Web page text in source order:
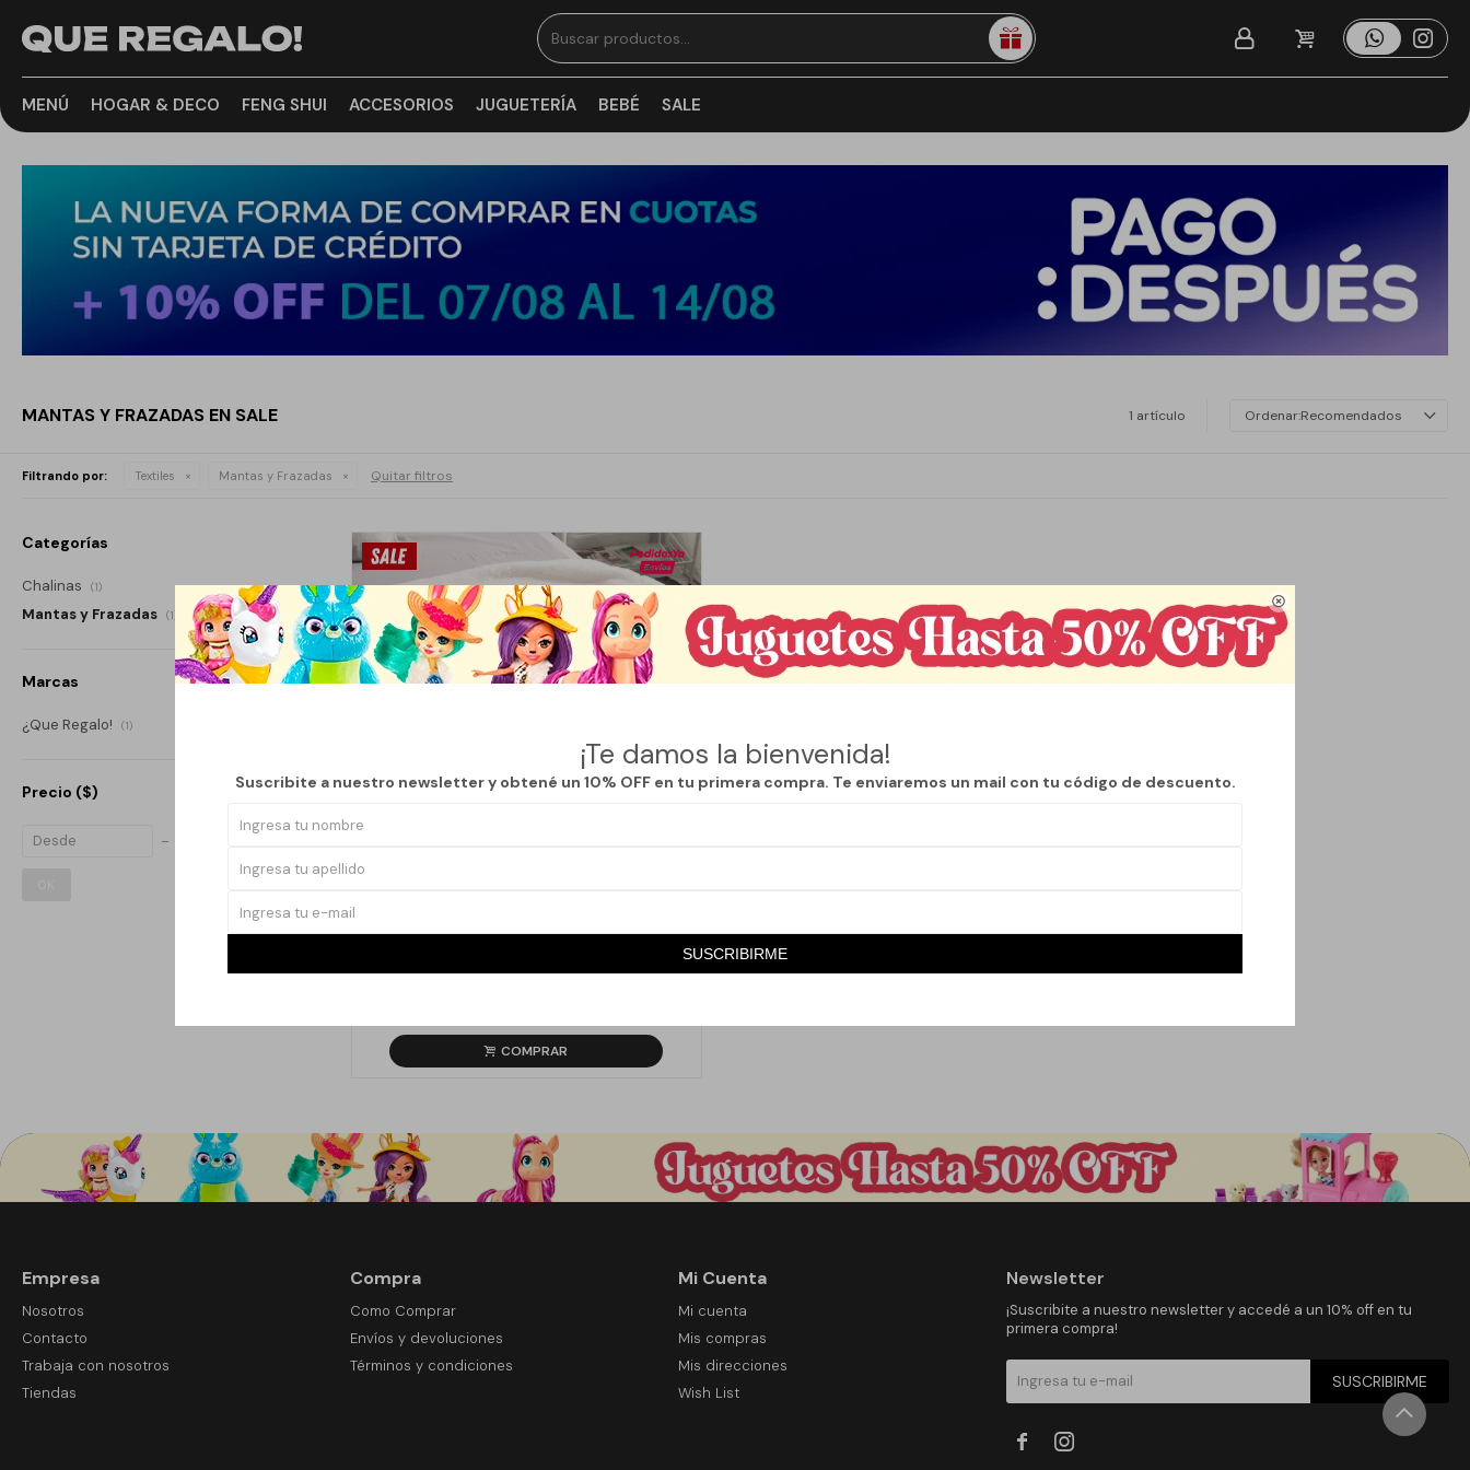

¡Te damos la bienvenida!
Suscribite a nuestro newsletter y obtené un 10% OFF en tu primera compra. Te enviaremos un mail con tu código de descuento.
SUSCRIBIRME
MENÚ HOGAR & DECO FENG SHUI ACCESORIOS JUGUETERÍA BEBÉ SALE
MANTAS Y FRAZADAS EN SALE 1 artículo Recomendados
Filtrando por: Textiles Mantas y Frazadas Quitar filtros
MANTA SHERPA - BLANCO
Categorías
Chalinas (1)
Mantas y Frazadas (1)
Marcas
¿Que Regalo! (1)
Precio ($)
Empresa
Nosotros
Contacto
Trabaja con nosotros
Tiendas
Compra
Como Comprar
Envíos y devoluciones
Términos y condiciones
Mi Cuenta
Mi cuenta
Mis compras
Mis direcciones
Wish List
Newsletter
¡Suscribite a nuestro newsletter y accedé a un 10% off en tu
primera compra!
SUSCRIBIRME
 